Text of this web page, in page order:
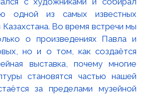
одной из самых известных
Во время встречи мы
о произведениях Павла и
но и о том, как создаётся
выставка, почему многие
становятся частью нашей
за пределами музейной